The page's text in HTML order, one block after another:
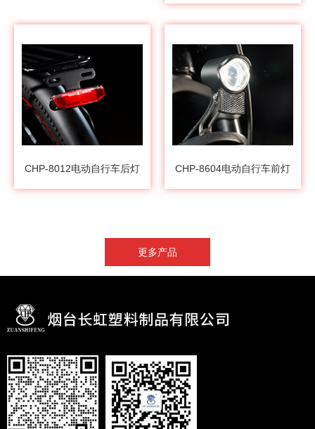
CHP-8012电动自行车后灯 CHP-8604电动自行车前灯
更多产品